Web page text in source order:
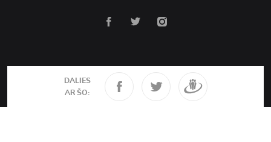
DALIES
AR ŠO: